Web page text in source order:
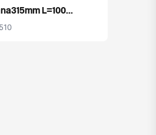
L=100...